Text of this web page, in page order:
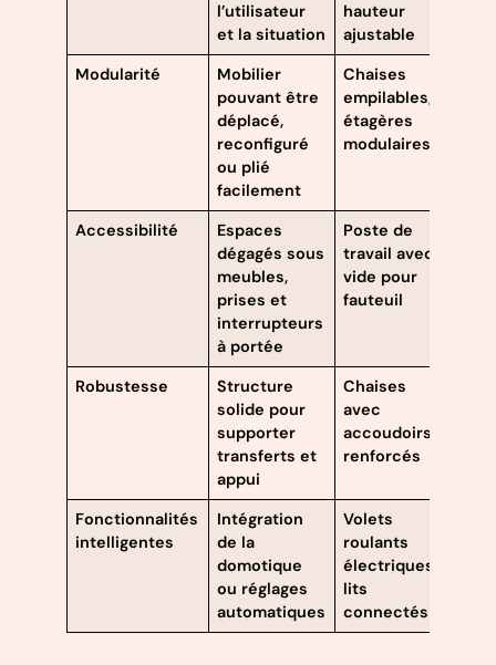
l’utilisateur
et la situation
hauteur
ajustable
Modularité
Mobilier
pouvant être
déplacé,
reconfiguré
ou plié
facilement
Chaises
empilables,
étagères
modulaires
Accessibilité
Espaces
dégagés sous
meubles,
prises et
interrupteurs
à portée
Poste de
travail avec
vide pour
fauteuil
Robustesse
Structure
solide pour
supporter
transferts et
appui
Chaises
avec
accoudoirs
renforcés
Fonctionnalités
intelligentes
Intégration
de la
domotique
ou réglages
automatiques
Volets
roulants
électriques,
lits
connectés